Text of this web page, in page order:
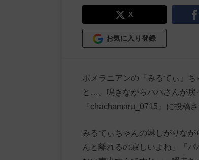
X
お気に入り登録
ポメラニアンの『みるてぃ』
と…。鳴きながらパパさんが戻
『chachamaru_0715』に投稿さ
みるてぃちゃんの淋しがりな
んと離れるの寂しいよね」「